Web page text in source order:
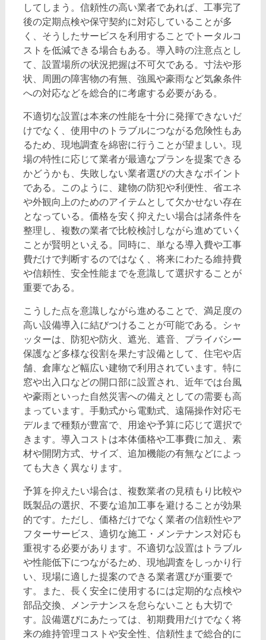
してしまう。信頼性の高い業者であれば、工事完了
後の定期点検や保守契約に対応していることが多
く、そうしたサービスを利用することでトータルコ
ストを低減できる場合もある。導入時の注意点とし
て、設置場所の状況把握は不可欠である。寸法や形
状、周囲の障害物の有無、強風や豪雨など気象条件
への対応などを総合的に考慮する必要がある。
不適切な設置は本来の性能を十分に発揮できないだ
けでなく、使用中のトラブルにつながる危険性もあ
るため、現地調査を綿密に行うことが望ましい。現
場の特性に応じて業者が最適なプランを提案できる
かどうかも、失敗しない業者選びの大きなポイント
である。このように、建物の防犯や利便性、省エネ
や外観向上のためのアイテムとして欠かせない存在
となっている。価格を安く抑えたい場合は諸条件を
整理し、複数の業者で比較検討しながら進めていく
ことが賢明といえる。同時に、単なる導入費や工事
費だけで判断するのではなく、将来にわたる維持費
や信頼性、安全性能までを意識して選択することが
重要である。
こうした点を意識しながら進めることで、満足度の
高い設備導入に結びつけることが可能である。シャ
ッターは、防犯や防火、遮光、遮音、プライバシー
保護など多様な役割を果たす設備として、住宅や店
舗、倉庫など幅広い建物で利用されています。特に
窓や出入口などの開口部に設置され、近年では台風
や豪雨といった自然災害への備えとしての需要も高
まっています。手動式から電動式、遠隔操作対応モ
デルまで種類が豊富で、用途や予算に応じて選択で
きます。導入コストは本体価格や工事費に加え、素
材や開閉方式、サイズ、追加機能の有無などによっ
ても大きく異なります。
予算を抑えたい場合は、複数業者の見積もり比較や
既製品の選択、不要な追加工事を避けることが効果
的です。ただし、価格だけでなく業者の信頼性やア
フターサービス、適切な施工・メンテナンス対応も
重視する必要があります。不適切な設置はトラブル
や性能低下につながるため、現地調査をしっかり行
い、現場に適した提案のできる業者選びが重要で
す。また、長く安全に使用するには定期的な点検や
部品交換、メンテナンスを怠らないことも大切で
す。設備選びにあたっては、初期費用だけでなく将
来の維持管理コストや安全性、信頼性まで総合的に